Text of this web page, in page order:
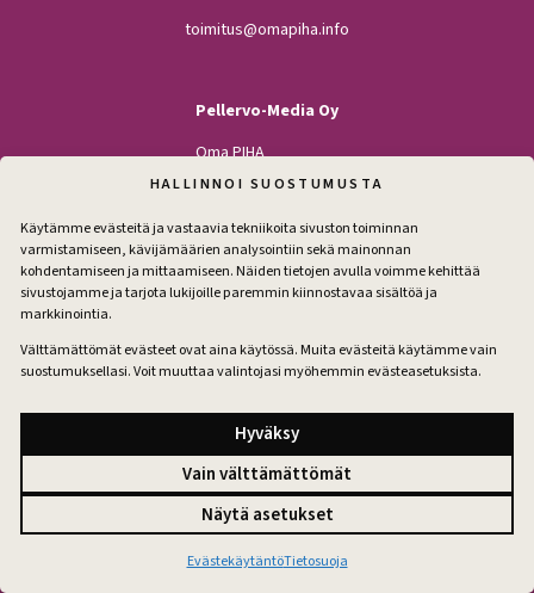
HALLINNOI SUOSTUMUSTA
Käytämme evästeitä ja vastaavia tekniikoita sivuston toiminnan
varmistamiseen, kävijämäärien analysointiin sekä mainonnan
kohdentamiseen ja mittaamiseen. Näiden tietojen avulla voimme kehittää
sivustojamme ja tarjota lukijoille paremmin kiinnostavaa sisältöä ja
markkinointia.
Välttämättömät evästeet ovat aina käytössä. Muita evästeitä käytämme vain
suostumuksellasi. Voit muuttaa valintojasi myöhemmin evästeasetuksista.
Hyväksy
Vain välttämättömät
Näytä asetukset
EvästekäytäntöTietosuoja
toimitus@omapiha.info
Pellervo-Media Oy
Oma PIHA
Kodin Pellervo
Maatilan Pellervo
Facebook
Instagram
EvästeetEvästeasetukset